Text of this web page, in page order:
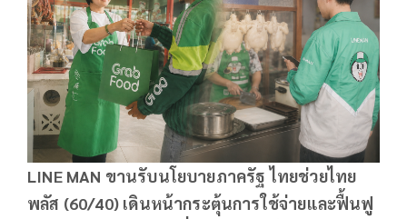
LINE MAN ขานรับนโยบายภาครัฐ ไทยช่วยไทย
พลัส (60/40) เดินหน้ากระตุ้นการใช้จ่ายและฟื้นฟู